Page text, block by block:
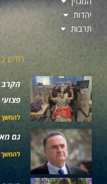
יהדות
תרבות
חדש
הקרב
להמשך
גם
להמשך